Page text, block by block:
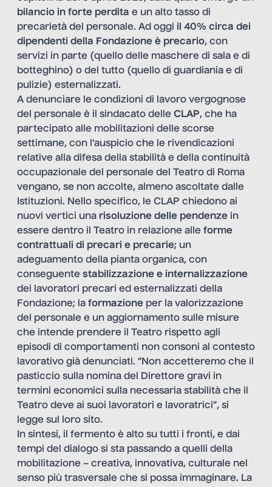
bilancio in forte perdita e un alto tasso di
precarietà del personale. Ad oggi il 40% circa dei
dipendenti della Fondazione è precario, con
servizi in parte (quello delle maschere di sala e di
botteghino) o del tutto (quello di guardiania e di
pulizie) esternalizzati.
A denunciare le condizioni di lavoro vergognose
del personale è il sindacato delle CLAP, che ha
partecipato alle mobilitazioni delle scorse
settimane, con l’auspicio che le rivendicazioni
relative alla difesa della stabilità e della continuità
occupazionale del personale del Teatro di Roma
vengano, se non accolte, almeno ascoltate dalle
Istituzioni. Nello specifico, le CLAP chiedono ai
nuovi vertici una risoluzione delle pendenze in
essere dentro il Teatro in relazione alle forme
contrattuali di precari e precarie; un
adeguamento della pianta organica, con
conseguente stabilizzazione e internalizzazione
dei lavoratori precari ed esternalizzati della
Fondazione; la formazione per la valorizzazione
del personale e un aggiornamento sulle misure
che intende prendere il Teatro rispetto agli
episodi di comportamenti non consoni al contesto
lavorativo già denunciati. “Non accetteremo che il
pasticcio sulla nomina del Direttore gravi in
termini economici sulla necessaria stabilità che il
Teatro deve ai suoi lavoratori e lavoratrici”, si
legge sul loro sito.
In sintesi, il fermento è alto su tutti i fronti, e dai
tempi del dialogo si sta passando a quelli della
mobilitazione – creativa, innovativa, culturale nel
senso più trasversale che si possa immaginare. La